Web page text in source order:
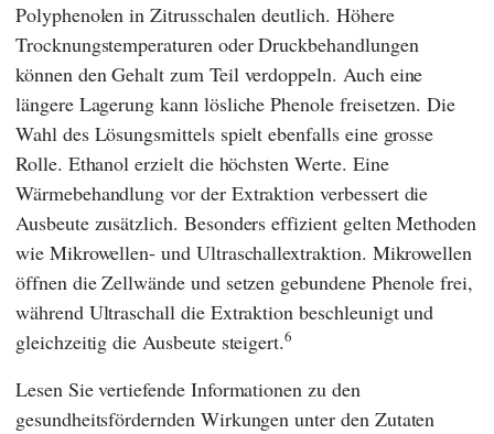
Polyphenolen in Zitrusschalen deutlich. Höhere
Trocknungstemperaturen oder Druckbehandlungen
können den Gehalt zum Teil verdoppeln. Auch eine
längere Lagerung kann lösliche Phenole freisetzen. Die
Wahl des Lösungsmittels spielt ebenfalls eine grosse
Rolle. Ethanol erzielt die höchsten Werte. Eine
Wärmebehandlung vor der Extraktion verbessert die
Ausbeute zusätzlich. Besonders effizient gelten Methoden
wie Mikrowellen- und Ultraschallextraktion. Mikrowellen
öffnen die Zellwände und setzen gebundene Phenole frei,
während Ultraschall die Extraktion beschleunigt und
gleichzeitig die Ausbeute steigert.6
Lesen Sie vertiefende Informationen zu den
gesundheitsfördernden Wirkungen unter den Zutaten